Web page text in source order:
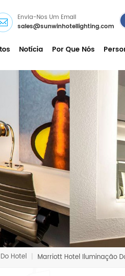
Envia-Nos Um Email
sales@sunwinhotellighting.com
Notícia Por Que Nós
Hotel | Marriott Hotel Iluminação